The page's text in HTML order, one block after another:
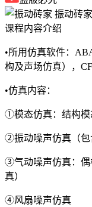
振动砖家
课程内容介绍
•所用仿真软件：
构及声场仿真），
•仿真内容：
①模态仿真：结构模
②振动噪声仿真（包
③气动噪声仿真：偶
真）
④风扇噪声仿真